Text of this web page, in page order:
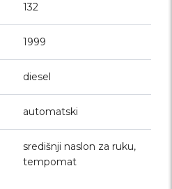
132
1999
diesel
automatski
središnji naslon za ruku,
tempomat